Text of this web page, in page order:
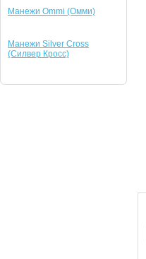
Манежи Ommi (Омми)
Манежи Silver Cross
(Силвер Кросс)